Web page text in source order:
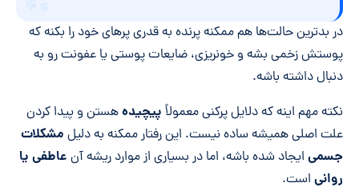
در بدترین حالت‌ها هم ممکنه پرنده به قدری پرهای خود را بکنه که
پوستش زخمی بشه و خونریزی، ضایعات پوستی یا عفونت رو به
دنبال داشته باشه.
نکته مهم اینه که دلایل پرکنی معمولاً پیچیدههستن و پیدا کردن
علت اصلی همیشه ساده نیست. این رفتار ممکنه به دلیل مشکلات
جسمی ایجاد شده باشه، اما در بسیاری از موارد ریشه آن عاطفی یا
روانی است.